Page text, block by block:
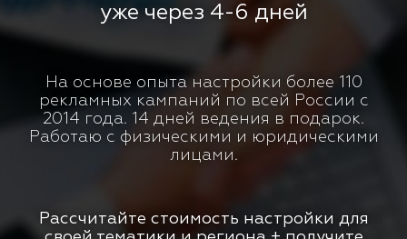
уже через 4-6 дней
На основе опыта настройки более 110
рекламных кампаний по всей России с
2014 года. 14 дней ведения в подарок.
Работаю с физическими и юридическими
лицами.
Рассчитайте стоимость настройки для